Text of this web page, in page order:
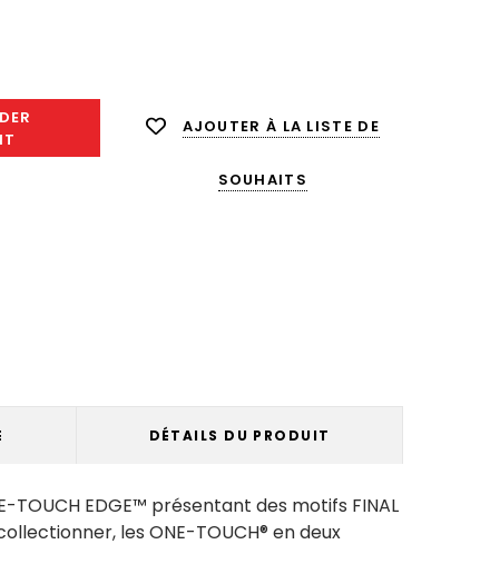
:
AJOUTER À LA LISTE DE
SOUHAITS
DÉTAILS DU PRODUIT
EDGE™ présentant des motifs FINAL
les ONE-TOUCH® en deux